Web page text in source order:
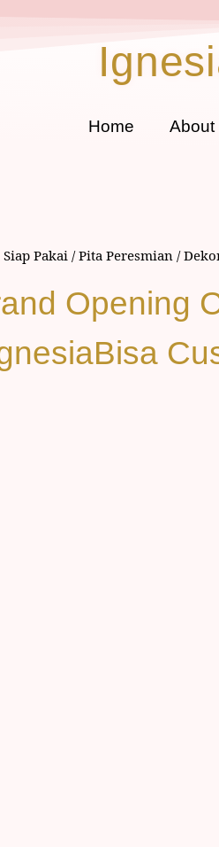
Home About
Pakai/Pita Peresmian /
Opening